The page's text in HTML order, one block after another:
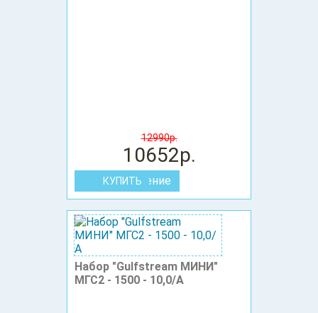
12990р.
10652р.
В сравнение
Набор "Gulfstream МИНИ"
МГС2 - 1500 - 10,0/А